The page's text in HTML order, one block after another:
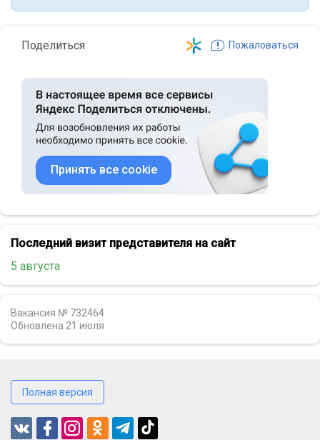
Поделиться Пожаловаться
Принять все cookie
Последний визит представителя на сайт
5 августа
Вакансия № 732464
Обновлена 21 июля
Полная версия